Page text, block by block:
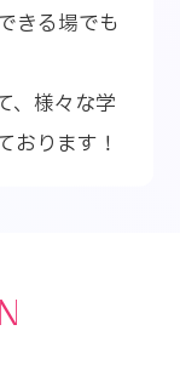
きる場でも
、様々な学
おります！